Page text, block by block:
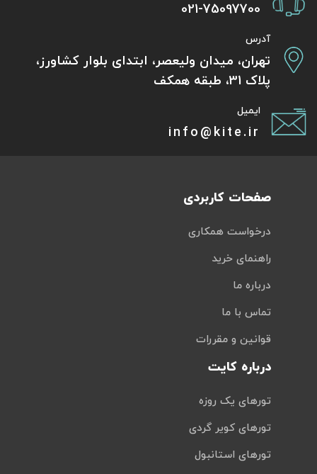
021-75097700
آدرس
تهران، میدان ولیعصر، ابتدای بلوار کشاورز،
پلاک 31، طبقه همکف
ایمیل
info@kite.ir
صفحات کاربردی
درخواست همکاری
راهنمای خرید
درباره ما
تماس با ما
قوانین و مقررات
درباره کایت
تورهای یک روزه
تورهای کویر گردی
تورهای استانبول